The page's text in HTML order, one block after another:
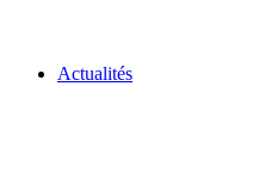
Actualités